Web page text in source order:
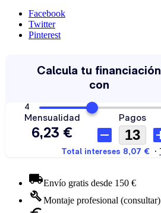
Facebook
Twitter
Pinterest
Envío gratis desde 150 €
Montaje profesional (consultar)